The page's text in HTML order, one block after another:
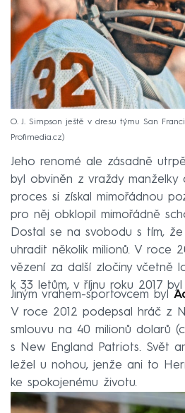
O. J. Simpson ještě v dresu týmu San
Profimedia.cz
Jeho renomé ale zásadně
byl obviněn z vraždy manželky
proces si získal mimořádnou
pro něj obklopil mimořádně
Dostal se na svobodu s tím, že
uhradit několik milionů. V roce
vězení za další zločiny včetně
k 33 letům, v říjnu roku 2017
Jiným vrahem-sportovcem byl
V roce 2012 podepsal hráč z
smlouvu na 40 milionů dolarů
s New England Patriots. Svět
ležel u nohou, jenže ani to
ke spokojenému životu.